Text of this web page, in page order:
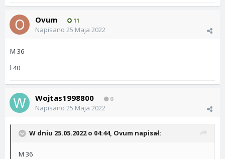
Ovum 11
Napisano 25 Maja 2022
M 36
l 40
Wojtas1998800 0
Napisano 25 Maja 2022
W dniu 25.05.2022 o 04:44, Ovum napisał:
M 36